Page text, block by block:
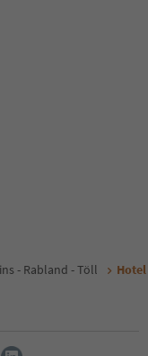
- Rabland - Töll